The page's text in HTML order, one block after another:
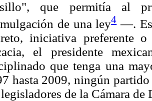
que permitía al
de una ley4—. Es
iniciativa preferente
el presidente
que tenga una
hasta 2009, ningún
de la Cámara de